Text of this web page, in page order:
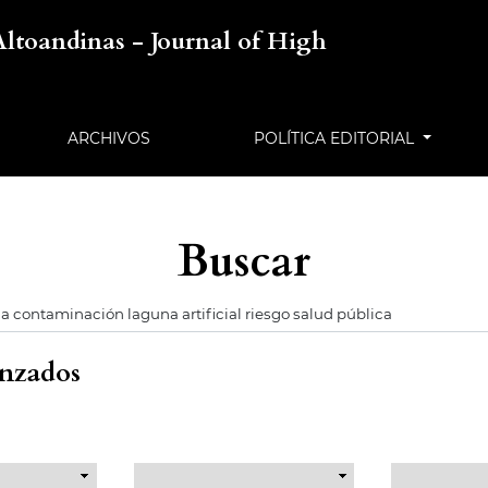
- Journal of High
ARCHIVOS POLÍTICA EDITORIAL
Buscar